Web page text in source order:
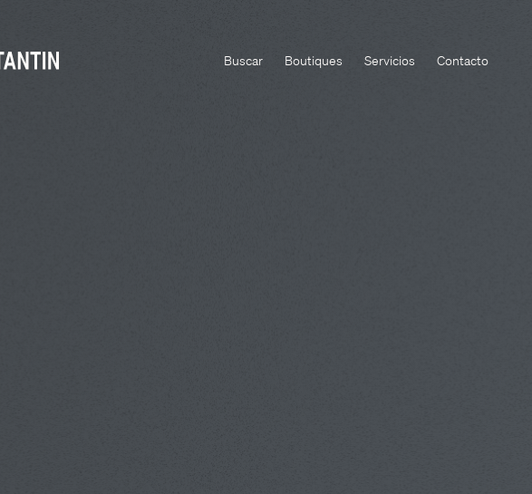
Buscar Boutiques Servicios Contacto